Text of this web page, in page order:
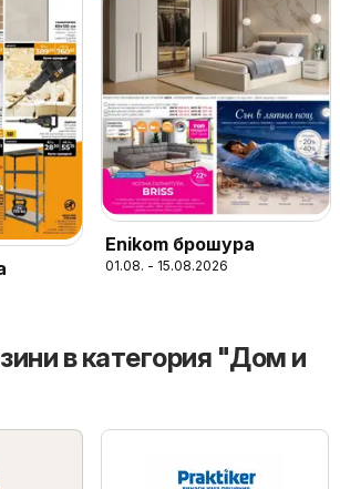
Enikom брошура
01.08. - 15.08.2026
в категория "Дом и